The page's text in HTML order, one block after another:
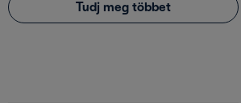
Tudj meg többet